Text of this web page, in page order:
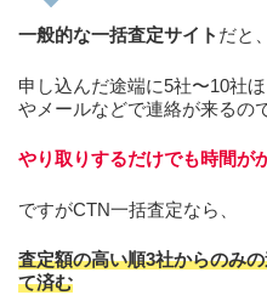
一般的な一括査定サイト だと、
申し込んだ途端に5社〜10社
やメールなどで連絡が来るので
やり取りするだけでも時間が
ですがCTN一括査定なら、
査定額の高い順3社からのみ
て済む